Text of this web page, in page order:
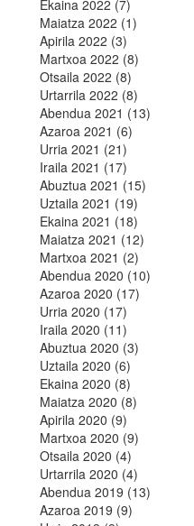
Ekaina 2022 (7)
Maiatza 2022 (1)
Apirila 2022 (3)
Martxoa 2022 (8)
Otsaila 2022 (8)
Urtarrila 2022 (8)
Abendua 2021 (13)
Azaroa 2021 (6)
Urria 2021 (21)
Iraila 2021 (17)
Abuztua 2021 (15)
Uztaila 2021 (19)
Ekaina 2021 (18)
Maiatza 2021 (12)
Martxoa 2021 (2)
Abendua 2020 (10)
Azaroa 2020 (17)
Urria 2020 (17)
Iraila 2020 (11)
Abuztua 2020 (3)
Uztaila 2020 (6)
Ekaina 2020 (8)
Maiatza 2020 (8)
Apirila 2020 (9)
Martxoa 2020 (9)
Otsaila 2020 (4)
Urtarrila 2020 (4)
Abendua 2019 (13)
Azaroa 2019 (9)